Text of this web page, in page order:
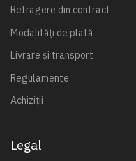
Retragere din contract
Modalități de plată
Livrare și transport
Regulamente
Achiziții
Legal